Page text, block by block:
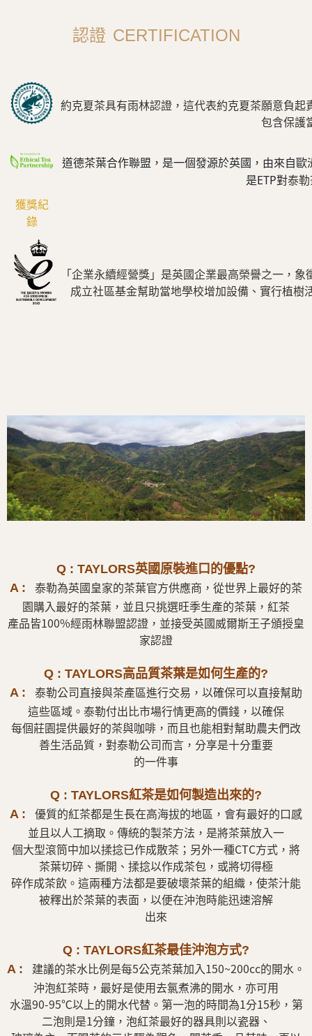
認證 CERTIFICATION
約克夏茶具有雨林認證，這代表約克夏茶願意負
包含保護
道德茶葉合作聯盟，是一個發源於英國，由來自
是ETP對泰
獲獎紀
錄
「企業永續經營獎」是英國企業最高榮譽之一，
成立社區基金幫助當地學校增加設備、實行植
Q : TAYLORS英國原裝進口的優點?
A :
泰勒為英國皇家的茶葉官方供應商，從世界上最好的茶
園購入最好的茶葉，並且只挑選旺季生產的茶葉，紅茶
產品皆100%經雨林聯盟認證，並接受英國威爾斯王子頒授皇
家認證
Q : TAYLORS高品質茶葉是如何生產的?
A :
泰勒公司直接與茶產區進行交易，以確保可以直接幫助
這些區域。泰勒付出比市場行情更高的價錢，以確保
每個莊園提供最好的茶與咖啡，而且也能相對幫助農夫們改
善生活品質，對泰勒公司而言，分享是十分重要
的一件事
Q : TAYLORS紅茶是如何製造出來的?
A :
優質的紅茶都是生長在高海拔的地區，會有最好的口感
並且以人工摘取。傳統的製茶方法，是將茶葉放入一
個大型滾筒中加以揉捻已作成散茶；另外一種CTC方式，將
茶葉切碎、撕開、揉捻以作成茶包，或將切得極
碎作成茶飲。這兩種方法都是要破壞茶葉的組織，使茶汁能
被釋出於茶葉的表面，以便在沖泡時能迅速溶解
出來
Q : TAYLORS紅茶最佳沖泡方式?
A :
建議的茶水比例是每5公克茶葉加入150~200cc的開水。
沖泡紅茶時，最好是使用去氯煮沸的開水，亦可用
水溫90-95℃以上的開水代替。第一泡的時間為1分15秒，第
二泡則是1分鐘，泡紅茶最好的器具則以瓷器、